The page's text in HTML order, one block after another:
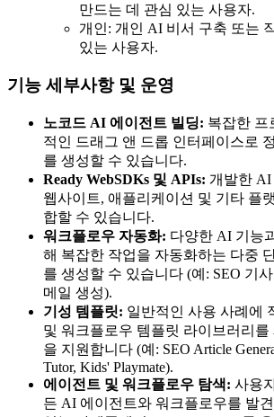
만드는 데 관심 있는 사용자.
개인: 개인 AI 비서 구축 또는
있는 사용자.
기능 세부사항 및 운영
노코드 AI 에이전트 빌딩: 복잡한 프
적인 드래그 앤 드롭 인터페이스로
를 생성할 수 있습니다.
Ready WebSDKs 및 APIs: 개발한 AI
웹사이트, 애플리케이션 및 기타 플
합할 수 있습니다.
워크플로우 자동화: 다양한 AI 기능
해 복잡한 작업을 자동화하는 다중
를 생성할 수 있습니다 (예: SEO 기
메일 생성).
기성 템플릿: 일반적인 사용 사례에
및 워크플로우 템플릿 라이브러리
을 지원합니다 (예: SEO Article
Tutor, Kids' Playmate).
에이전트 및 워크플로우 탐색: 사용
든 AI 에이전트와 워크플로우를 발